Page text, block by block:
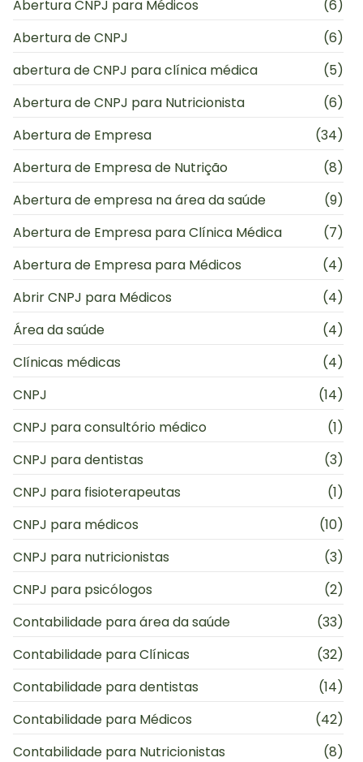
Abertura CNPJ para Médicos
(6)
Abertura de CNPJ
(6)
abertura de CNPJ para clínica médica
(5)
Abertura de CNPJ para Nutricionista
(6)
Abertura de Empresa
(34)
Abertura de Empresa de Nutrição
(8)
Abertura de empresa na área da saúde
(9)
Abertura de Empresa para Clínica Médica
(7)
Abertura de Empresa para Médicos
(4)
Abrir CNPJ para Médicos
(4)
Área da saúde
(4)
Clínicas médicas
(4)
CNPJ
(14)
CNPJ para consultório médico
(1)
CNPJ para dentistas
(3)
CNPJ para fisioterapeutas
(1)
CNPJ para médicos
(10)
CNPJ para nutricionistas
(3)
CNPJ para psicólogos
(2)
Contabilidade para área da saúde
(33)
Contabilidade para Clínicas
(32)
Contabilidade para dentistas
(14)
Contabilidade para Médicos
(42)
Contabilidade para Nutricionistas
(8)